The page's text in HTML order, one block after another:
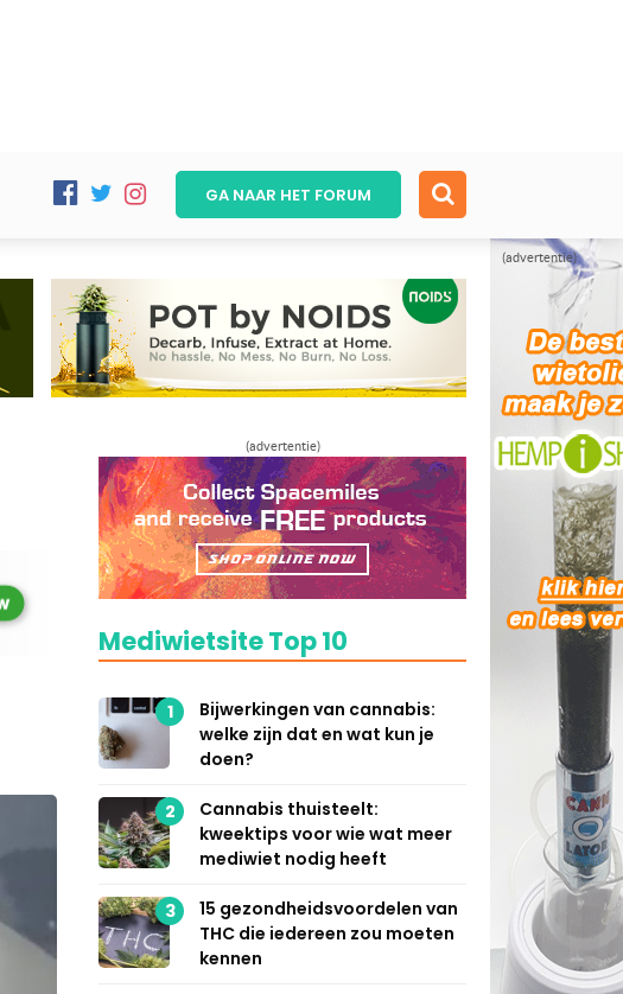
(advertentie)
GA NAAR HET FORUM
(advertentie)
Mediwietsite Top 10
1
Bijwerkingen van cannabis:
welke zijn dat en wat kun je
doen?
2
Cannabis thuisteelt:
kweektips voor wie wat meer
mediwiet nodig heeft
3
15 gezondheidsvoordelen van
THC die iedereen zou moeten
kennen